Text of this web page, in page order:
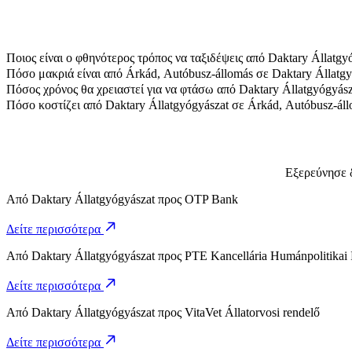
Ποιος είναι ο φθηνότερος τρόπος να ταξιδέψεις από Daktary
Ο πιο προσιτός τρόπος να ταξιδέψεις από Daktary
Πόσο μακριά είναι από Árkád, Autóbusz-állomás σε Daktary
Το Árkád, Autóbusz-állomás απέχει περίπου 3,1 χλμ. από Daktary
Πόσος χρόνος θα χρειαστεί για να φτάσω από Daktary
Χρειάζονται περίπου 7 λ. για να φτάσεις από Daktary
Πόσο κοστίζει από Daktary Állatgyógyászat σε Árkád, Autóbusz-
Εξερεύνησε
Από Daktary Állatgyógyászat προς OTP Bank
Δείτε περισσότερα
Από Daktary Állatgyógyászat προς PTE Kancellária Humánpolitikai
Δείτε περισσότερα
Από Daktary Állatgyógyászat προς VitaVet Állatorvosi rendelő
Δείτε περισσότερα